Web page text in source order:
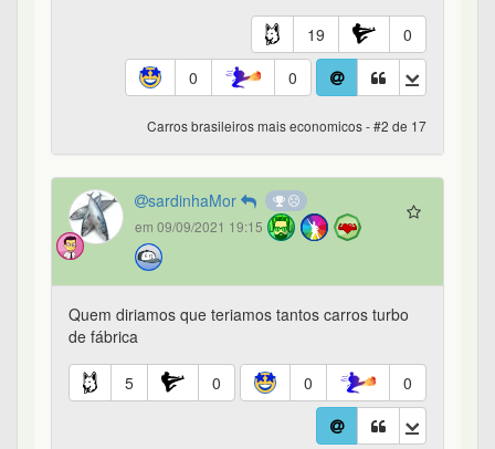
19
0
0
0
Carros brasileiros mais economicos - #2 de 17
sardinhaMor
em 09/09/2021 19:15
Quem diriamos que teriamos tantos carros turbo
de fábrica
5 0 0 0